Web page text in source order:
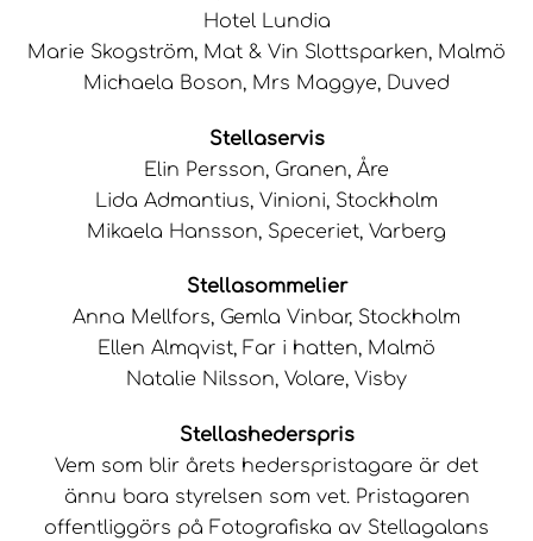
Hotel Lundia
Marie Skogström, Mat & Vin Slottsparken, Malmö
Michaela Boson, Mrs Maggye, Duved
Stellaservis
Elin Persson, Granen, Åre
Lida Admantius, Vinioni, Stockholm
Mikaela Hansson, Speceriet, Varberg
Stellasommelier
Anna Mellfors, Gemla Vinbar, Stockholm
Ellen Almqvist, Far i hatten, Malmö
Natalie Nilsson, Volare, Visby
Stellashederspris
Vem som blir årets hederspristagare är det
ännu bara styrelsen som vet. Pristagaren
offentliggörs på Fotografiska av Stellagalans